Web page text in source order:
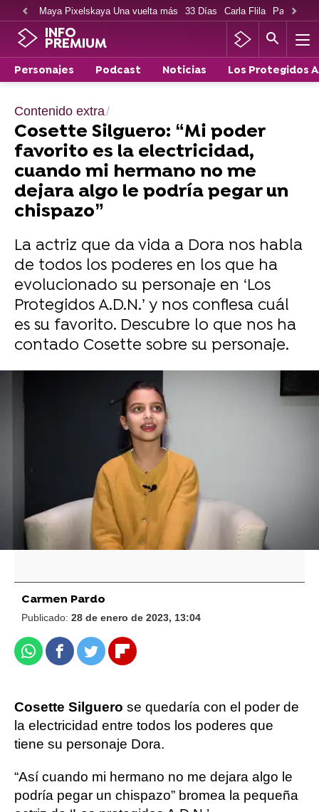
Maya Pixelskaya Una vuelta más 33 Días Carla Flila Paco
INFO
PREMIUM
Personajes Podcast Noticias Los Protegidos
Contenido extra
Cosette Silguero: “Mi poder
favorito es la electricidad,
cuando mi hermano no me
dejara algo le podría pegar un
chispazo”
La actriz que da vida a Dora nos habla
de todos los poderes en los que ha
evolucionado su personaje en ‘Los
Protegidos A.D.N.’ y nos confiesa cuál
es su favorito. Descubre lo que nos ha
contado Cosette sobre su personaje.
Calor, emoción, tensión y muchos efectos
especiales: Así han vivido el final de
temporada los actores de Los Protegidos
Las anécdotas durante el rodaje de Los
Protegidos A.D.N.: Masajista, canciones y la
mascota de Cosette Silguero
Carmen Pardo
Publicado: 28 de enero de 2023, 13:04
WhatsappFacebook
TwitterFlipboard
Cosette Silguero se quedaría con el poder de
la electricidad entre todos los poderes que
tiene su personaje Dora.
“Así cuando mi hermano no me dejara algo le
podría pegar un chispazo” bromea la pequeña